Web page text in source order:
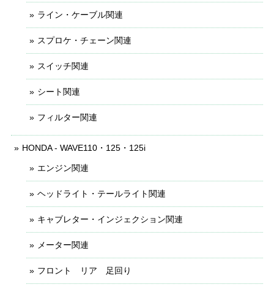
ライン・ケーブル関連
スプロケ・チェーン関連
スイッチ関連
シート関連
フィルター関連
HONDA - WAVE110・125・125i
エンジン関連
ヘッドライト・テールライト関連
キャブレター・インジェクション関連
メーター関連
フロント リア 足回り